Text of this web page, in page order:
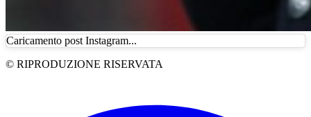
Caricamento post Instagram...
© RIPRODUZIONE RISERVATA